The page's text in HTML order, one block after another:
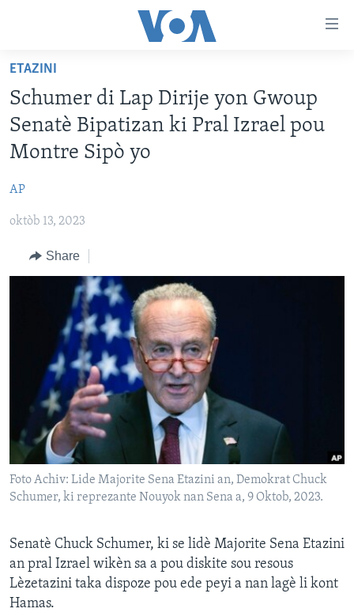
Skip
main
content
Skip
to
main
Skip
Search
AYITI
LÈZETAZINI
AMERIK LATIN
VIDEO
FLASHPOINT IKRÈN
Learning English
Languages
ETAZINI
Schumer di Lap Dirije yon Gwoup
Senatè Bipatizan ki Pral Izrael pou
Montre Sipò yo
AP
oktòb 13, 2023
Share
Foto Achiv: Lide Majorite Sena Etazini an, Demokrat Chuck
Schumer, ki reprezante Nouyok nan Sena a, 9 Oktob, 2023.
Senatè Chuck Schumer, ki se lidè Majorite Sena Etazini
an pral Izrael wikèn sa a pou diskite sou resous
Lèzetazini taka dispoze pou ede peyi a nan lagè li kont
Hamas.